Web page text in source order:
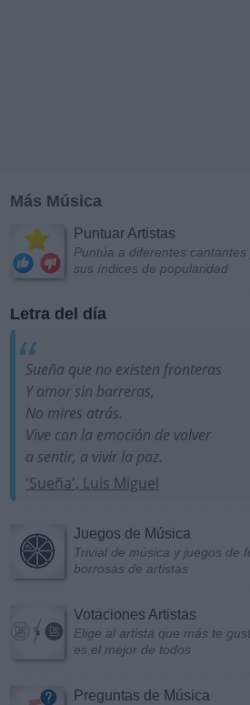
Más Música
Puntuar Artistas
Puntúa a diferentes
sus índices de popularidad
Letra del día
Sueña que no existen fronteras
Y amor sin barreras,
No mires atrás.
Vive con la emoción de volver
a sentir, a vivir la paz.
'Sueña', Luis Miguel
Juegos de Música
Trivial de música y juegos de
borrosas de artistas
Votaciones Artistas
Elige al artista que más te
es el mejor de todos
Preguntas de Música